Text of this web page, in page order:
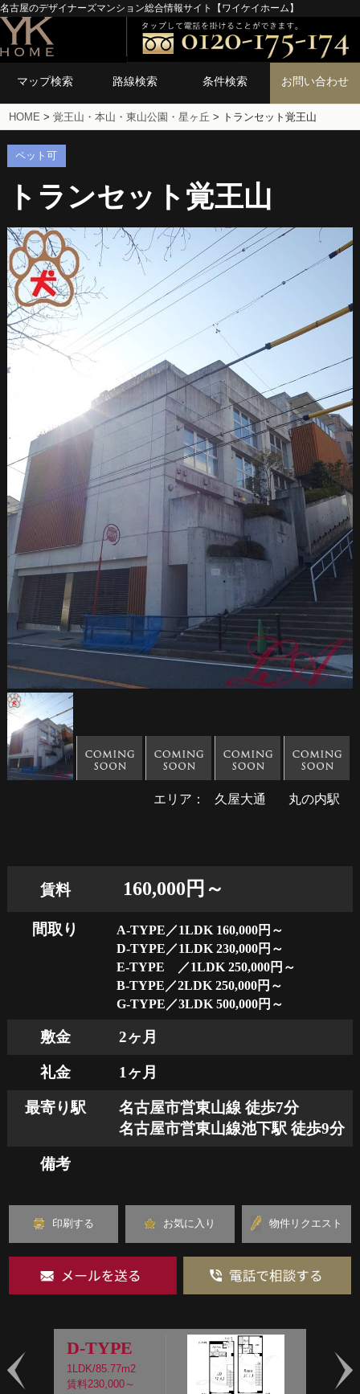
名古屋のデザイナーズマンション総合情報サイト【ワイケイホーム】
マップ検索 路線検索 条件検索 お問い合わせ
HOME >覚王山・本山・東山公園・星ヶ丘 > トランセット覚王山
ペット可
トランセット覚王山
エリア： 久屋大通 丸の内駅
賃料 160,000円～
間取り
A-TYPE／1LDK 160,000円～
D-TYPE／1LDK 230,000円～
E-TYPE ／1LDK 250,000円～
B-TYPE／2LDK 250,000円～
G-TYPE／3LDK 500,000円～
敷金 2ヶ月
礼金 1ヶ月
最寄り駅
名古屋市営東山線 徒歩7分
名古屋市営東山線池下駅 徒歩9分
備考
印刷する お気に入り 物件リクエスト
D-TYPE
1LDK/85.77m2
賃料230,000～